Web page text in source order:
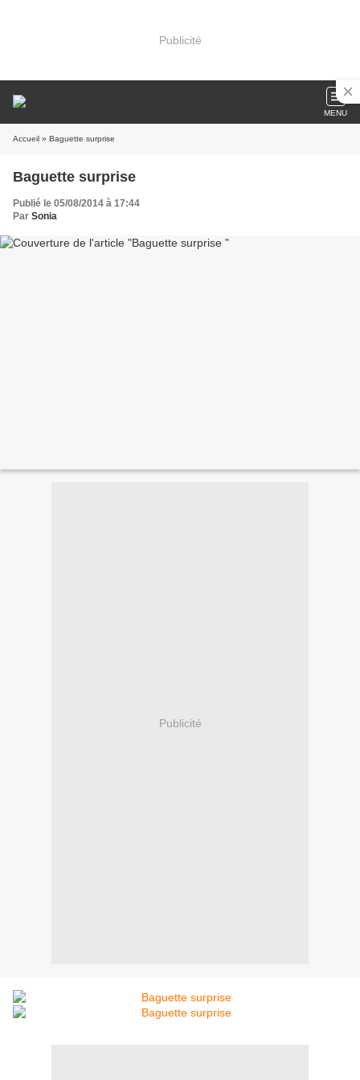
Publicité
MENU
Accueil » Baguette surprise
Baguette surprise
Publié le 05/08/2014 à 17:44
Par Sonia
Publicité